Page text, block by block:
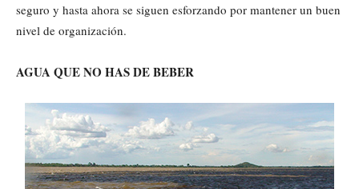
seguro y hasta ahora se siguen esforzando por mantener un buen
nivel de organización.
AGUA QUE NO HAS DE BEBER